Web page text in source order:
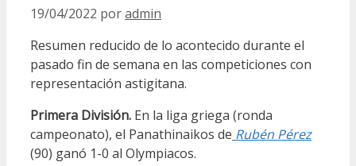
19/04/2022 poradmin
Resumen reducido de lo acontecido durante el
pasado fin de semana en las competiciones con
representación astigitana.
Primera División. En la liga griega (ronda
campeonato), el Panathinaikos de Rubén Pérez
(90) ganó 1-0 al Olympiacos.